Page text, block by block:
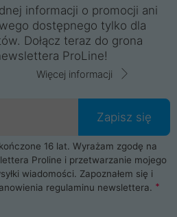
informacji o promocji ani
dostępnego tylko dla
Dołącz teraz do grona
ProLine!
Więcej informacji
Zapisz się
16 lat. Wyrażam zgodę na
Proline i przetwarzanie mojego
wiadomości. Zapoznałem się i
regulaminu newslettera.